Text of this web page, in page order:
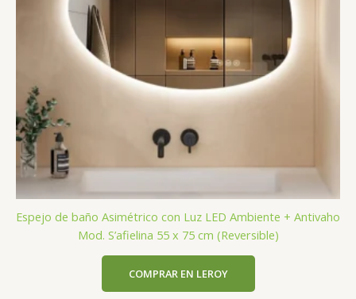
Espejo de baño Asimétrico con Luz LED Ambiente + Antivaho
Mod. S’afielina 55 x 75 cm (Reversible)
COMPRAR EN LEROY